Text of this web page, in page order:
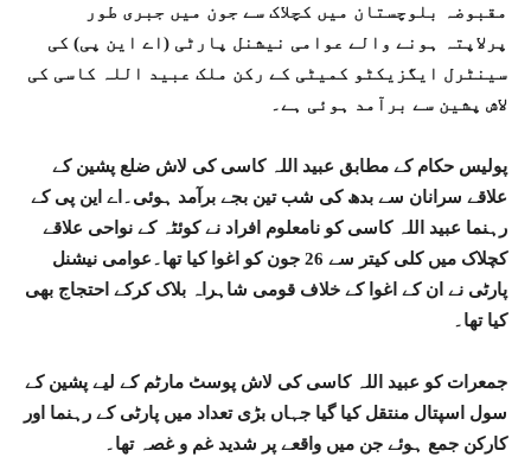
مقبوضہ بلوچستان میں کچلاک سے جون میں جبری طور
پرلاپتہ ہونے والے عوامی نیشنل پارٹی (اے این پی) کی
سینٹرل ایگزیکٹو کمیٹی کے رکن ملک عبید اللہ کاسی کی
لاش پشین سے برآمد ہوئی ہے۔
پولیس حکام کے مطابق عبید اللہ کاسی کی لاش ضلع پشین کے
علاقے سرانان سے بدھ کی شب تین بجے برآمد ہوئی۔اے این پی کے
رہنما عبید اللہ کاسی کو نامعلوم افراد نے کوئٹہ کے نواحی علاقے
کچلاک میں کلی کیتر سے 26 جون کو اغوا کیا تھا۔عوامی نیشنل
پارٹی نے ان کے اغوا کے خلاف قومی شاہراہ بلاک کرکے احتجاج بھی
کیا تھا۔
جمعرات کو عبید اللہ کاسی کی لاش پوسٹ مارٹم کے لیے پشین کے
سول اسپتال منتقل کیا گیا جہاں بڑی تعداد میں پارٹی کے رہنما اور
کارکن جمع ہوئے جن میں واقعے پر شدید غم و غصہ تھا۔